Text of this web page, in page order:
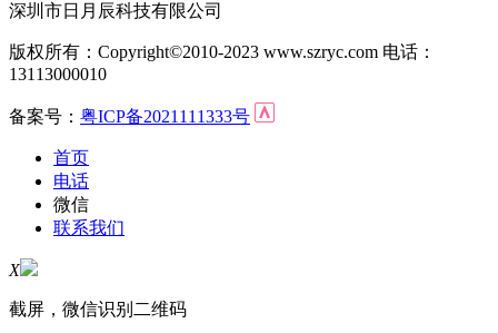
深圳市日月辰科技有限公司
版权所有：Copyright©2010-2023 www.szryc.com 电话：
13113000010
备案号： 粤ICP备2021111333号
首页
电话
微信
联系我们
X
截屏，微信识别二维码